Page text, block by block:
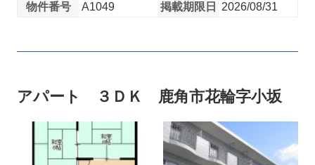
物件番号 A1049 掲載期限日 2026/08/31
アパート ３ＤＫ 鹿角市花輪字小坂